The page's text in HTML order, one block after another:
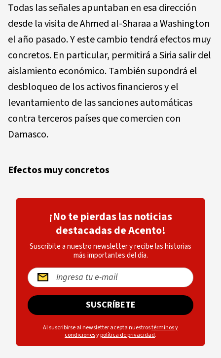
Todas las señales apuntaban en esa dirección
desde la visita de Ahmed al-Sharaa a Washington
el año pasado. Y este cambio tendrá efectos muy
concretos. En particular, permitirá a Siria salir del
aislamiento económico. También supondrá el
desbloqueo de los activos financieros y el
levantamiento de las sanciones automáticas
contra terceros países que comercien con
Damasco.
Efectos muy concretos
¡No te pierdas las noticias
destacadas de Acento!
Suscríbite a nuestro newsletter y recibe las historias
más importantes del día.
SUSCRÍBETE
Al suscribirse al newsletter acepta nuestrostérminos y
condicionesypolítica de privacidad.